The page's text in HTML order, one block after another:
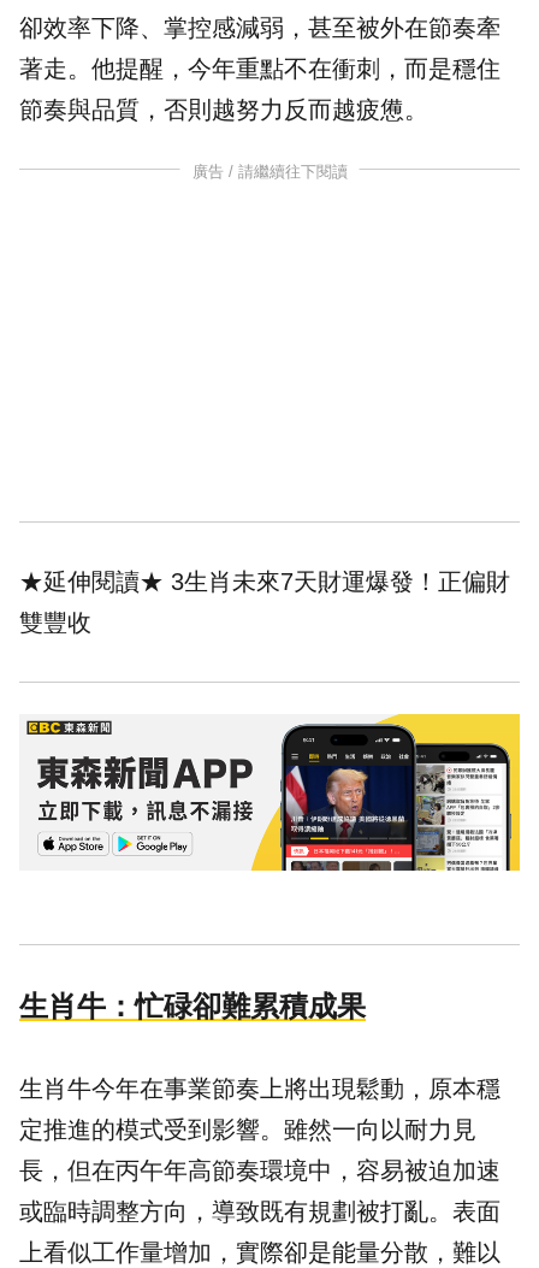
卻效率下降、掌控感減弱，甚至被外在節奏牽
著走。他提醒，今年重點不在衝刺，而是穩住
節奏與品質，否則越努力反而越疲憊。
廣告 / 請繼續往下閱讀
★延伸閱讀★ 3生肖未來7天財運爆發！正偏財
雙豐收
生肖牛：忙碌卻難累積成果
生肖牛今年在事業節奏上將出現鬆動，原本穩
定推進的模式受到影響。雖然一向以耐力見
長，但在丙午年高節奏環境中，容易被迫加速
或臨時調整方向，導致既有規劃被打亂。表面
上看似工作量增加，實際卻是能量分散，難以